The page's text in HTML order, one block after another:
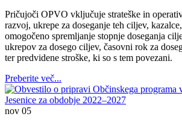
Pričujoči OPVO vključuje strateške in
razvoj, ukrepe za doseganje teh ciljev,
omogočeno spremljanje stopnje doseganja
ukrepov za dosego ciljev, časovni rok za
ter predvidene stroške, ki so s tem povezani.
Preberite več...
nov 05